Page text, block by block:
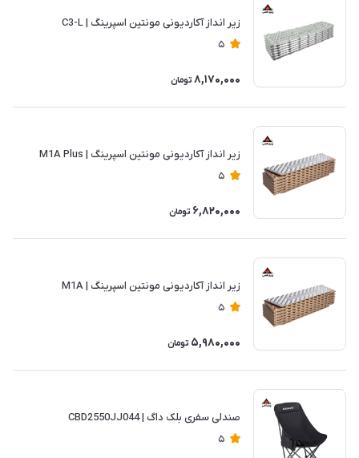
زیر انداز آکاردیونی مونتین اسپرینگ | C3-L
5
8,170,000 تومان
زیر انداز آکاردیونی مونتین اسپرینگ | M1A Plus
5
6,820,000 تومان
زیر انداز آکاردیونی مونتین اسپرینگ | M1A
5
5,980,000 تومان
صندلی سفری بلک داگ | CBD2550JJ044
5